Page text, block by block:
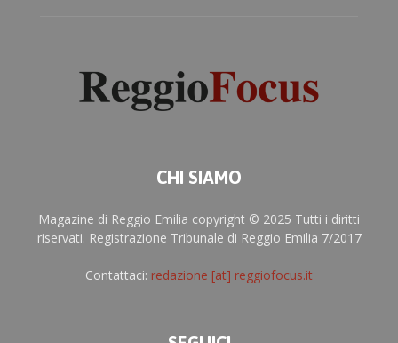
CHI SIAMO
Magazine di Reggio Emilia copyright © 2025 Tutti i diritti
riservati. Registrazione Tribunale di Reggio Emilia 7/2017
Contattaci: redazione [at] reggiofocus.it